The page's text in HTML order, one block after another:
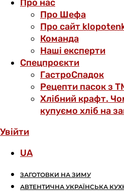
Про нас
Про Шефа
Про сайт
Команда
Наші експерти
Спецпроєкти
ГастроСпадок
Рецепти пасок з
Хлібний крафт.
купуємо хліб на
Увійти
UA
ЗАГОТОВКИ НА ЗИМУ
АВТЕНТИЧНА УКРАЇНСЬКА